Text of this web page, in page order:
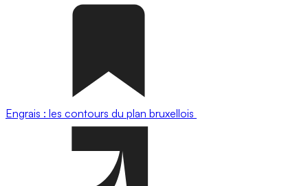
Engrais : les contours du plan bruxellois